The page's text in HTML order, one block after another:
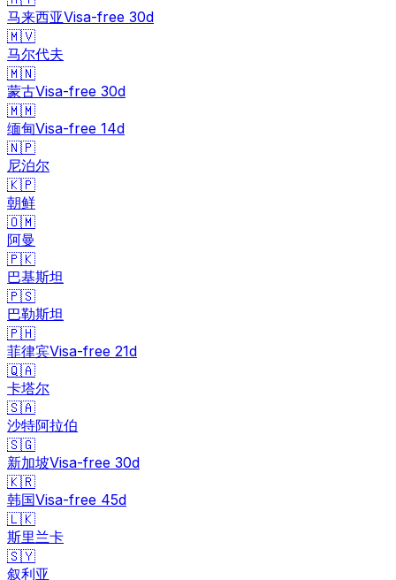
马来西亚Visa-free 30d
🇲🇻
马尔代夫
🇲🇳
蒙古Visa-free 30d
🇲🇲
缅甸Visa-free 14d
🇳🇵
尼泊尔
🇰🇵
朝鲜
🇴🇲
阿曼
🇵🇰
巴基斯坦
🇵🇸
巴勒斯坦
🇵🇭
菲律宾Visa-free 21d
🇶🇦
卡塔尔
🇸🇦
沙特阿拉伯
🇸🇬
新加坡Visa-free 30d
🇰🇷
韩国Visa-free 45d
🇱🇰
斯里兰卡
🇸🇾
叙利亚